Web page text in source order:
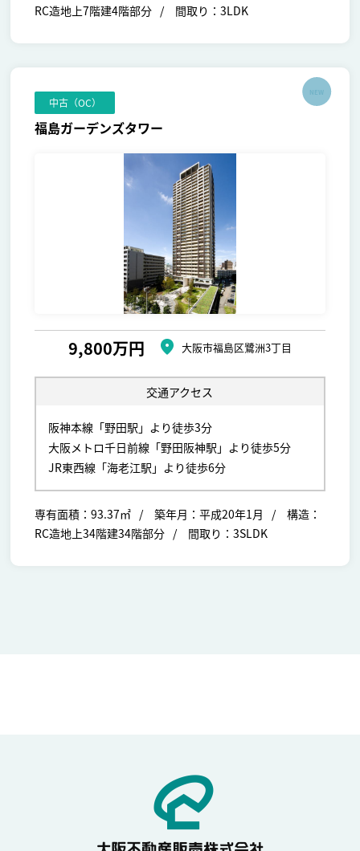
RC造地上7階建4階部分
間取り：3LDK
NEW
中古（OC）
福島ガーデンズタワー
9,800万円 大阪市福島区鷺洲3丁目
交通アクセス
阪神本線「野田駅」より徒歩3分
大阪メトロ千日前線「野田阪神駅」より徒歩5分
JR東西線「海老江駅」より徒歩6分
専有面積：93.37㎡ 築年月：平成20年1月
構造：
RC造地上34階建34階部分
間取り：3SLDK